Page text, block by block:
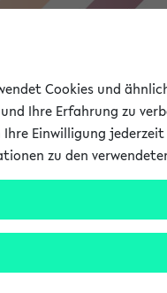
Forschung
Sie möchten auf eine
Cookies und
Ihre Erfahrung zu
Ihre Einwilligung
zu den